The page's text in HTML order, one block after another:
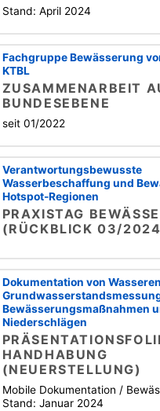
Stand: April 2024
Fachgruppe Bewässerung
KTBL
ZUSAMMENARBEIT
BUNDESEBENE
seit 01/2022
Verantwortungsbewusste
Wasserbeschaffung und
Hotspot-Regionen
PRAXISTAG
(RÜCKBLICK 03/
Dokumentation von
Bewässerungsmaßnahmen
Niederschlägen
HANDHABUNG
(NEUERSTELLUNG)
Mobile Dokumentation /
Stand: Januar 2024